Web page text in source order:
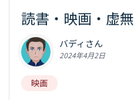
読書・映画・虚無
バディさん
2024年4月2日
映画